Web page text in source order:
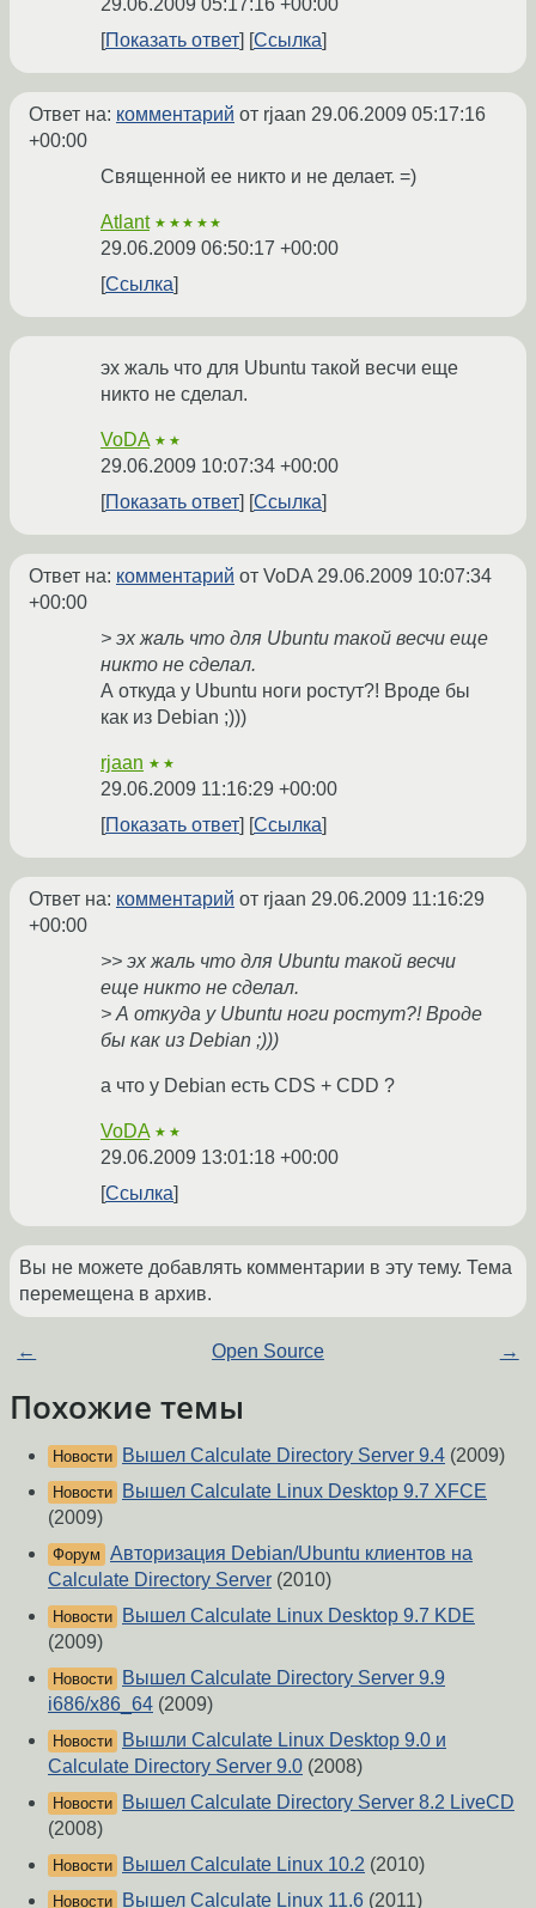
29.06.2009 05:17:16 +00:00
Показать ответ
Ссылка
Ответ на: комментарий от rjaan 29.06.2009 05:17:16
+00:00
Священной ее никто и не делает. =)
Atlant ★★★★★
29.06.2009 06:50:17 +00:00
Ссылка
эх жаль что для Ubuntu такой весчи еще
никто не сделал.
VoDA ★★
29.06.2009 10:07:34 +00:00
Показать ответ
Ссылка
Ответ на: комментарий от VoDA29.06.2009 10:07:34
+00:00
> эх жаль что для Ubuntu такой весчи еще
никто не сделал.
А откуда у Ubuntu ноги ростут?! Вроде бы
как из Debian ;)))
rjaan ★★
29.06.2009 11:16:29 +00:00
Показать ответ
Ссылка
Ответ на: комментарий от rjaan 29.06.2009 11:16:29
+00:00
>> эх жаль что для Ubuntu такой весчи
еще никто не сделал.
> А откуда у Ubuntu ноги ростут?! Вроде
бы как из Debian ;)))
а что у Debian есть CDS + CDD ?
VoDA ★★
29.06.2009 13:01:18 +00:00
Ссылка
Вы не можете добавлять комментарии в эту тему. Тема
перемещена в архив.
← Open Source →
Похожие темы
Новости Вышел Calculate Directory Server 9.4 (2009)
Новости
Вышел Calculate Linux Desktop 9.7 XFCE
(2009)
Форум Авторизация Debian/Ubuntu клиентов на
Calculate Directory Server (2010)
Новости
Вышел Calculate Linux Desktop 9.7 KDE
(2009)
Новости
Вышел Calculate Directory Server 9.9
i686/x86_64 (2009)
Новости
Вышли Calculate Linux Desktop 9.0 и
Calculate Directory Server 9.0 (2008)
Новости
Вышел Calculate Directory Server 8.2 LiveCD
(2008)
Новости Вышел Calculate Linux 10.2 (2010)
Новости Вышел Calculate Linux 11.6 (2011)